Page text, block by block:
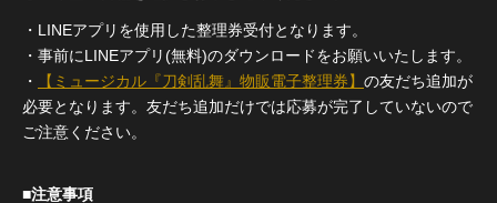
・LINEアプリを使用した整理券受付となります。
・事前にLINEアプリ(無料)のダウンロードをお願いいたします。
・
【ミュージカル『刀剣乱舞』物販電子整理券】 の友だち追加が
必要となります。友だち追加だけでは応募が完了していないので
ご注意ください。
■注意事項